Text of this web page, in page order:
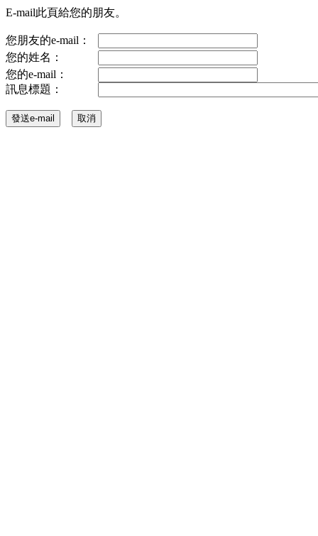
E-mail此頁給您的朋友。
您朋友的e-mail：
您的姓名：
您的e-mail：
訊息標題：